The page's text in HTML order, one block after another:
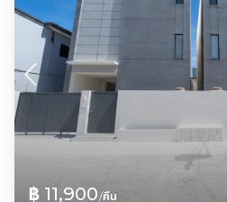
฿ 11,900/คืน